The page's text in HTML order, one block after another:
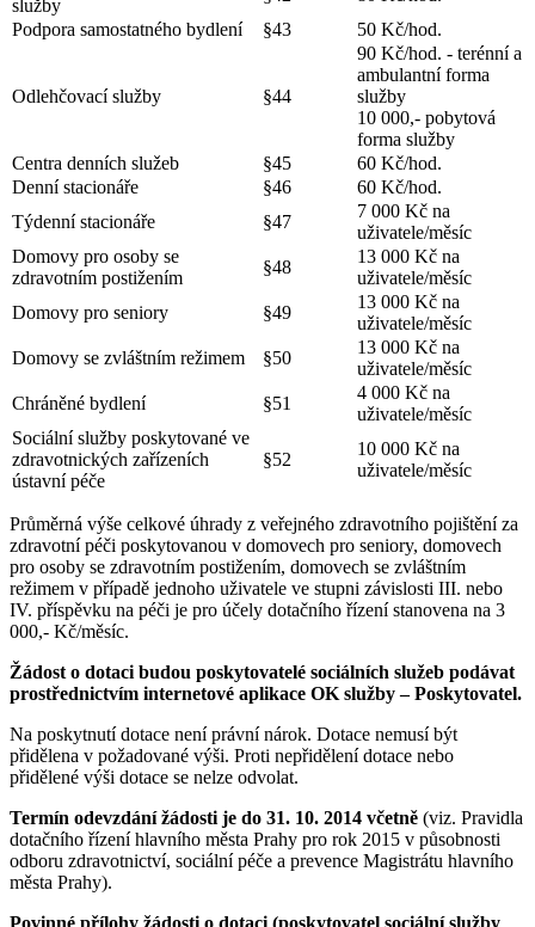
služby
Podpora samostatného bydlení
§43 50 Kč/hod.
Odlehčovací služby §44
90 Kč/hod. - terénní a
ambulantní forma
služby
10 000,- pobytová
forma služby
Centra denních služeb
§45
60 Kč/hod.
Denní stacionáře
§46
60 Kč/hod.
Týdenní stacionáře
§47
7 000 Kč na
uživatele/měsíc
Domovy pro osoby se
zdravotním postižením
§48
13 000 Kč na
uživatele/měsíc
Domovy pro seniory
§49
13 000 Kč na
uživatele/měsíc
Domovy se zvláštním režimem
§50
13 000 Kč na
uživatele/měsíc
Chráněné bydlení
§51
4 000 Kč na
uživatele/měsíc
Sociální služby poskytované ve
zdravotnických zařízeních
ústavní péče
§52
10 000 Kč na
uživatele/měsíc
Průměrná výše celkové úhrady z veřejného zdravotního pojištění za
zdravotní péči poskytovanou v domovech pro seniory, domovech
pro osoby se zdravotním postižením, domovech se zvláštním
režimem v případě jednoho uživatele ve stupni závislosti III. nebo
IV. příspěvku na péči je pro účely dotačního řízení stanovena na 3
000,- Kč/měsíc.
Žádost o dotaci budou poskytovatelé sociálních služeb podávat
prostřednictvím internetové aplikace OK služby – Poskytovatel.
Na poskytnutí dotace není právní nárok. Dotace nemusí být
přidělena v požadované výši. Proti nepřidělení dotace nebo
přidělené výši dotace se nelze odvolat.
Termín odevzdání žádosti je do 31. 10. 2014 včetně (viz. Pravidla
dotačního řízení hlavního města Prahy pro rok 2015 v působnosti
odboru zdravotnictví, sociální péče a prevence Magistrátu hlavního
města Prahy).
Povinné přílohy žádosti o dotaci (poskytovatel sociální služby